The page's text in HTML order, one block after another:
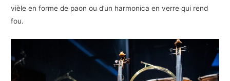
vièle en forme de paon ou d’un harmonica en verre qui rend
fou.